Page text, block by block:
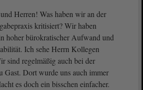
Herren! Was haben wir an der
kritisiert? Wir haben
hoher bürokratischer Aufwand und
Ich sehe Herrn Kollegen
sind regelmäßig auch bei der
Gast. Dort wurde uns auch immer
es doch ein bisschen einfacher.